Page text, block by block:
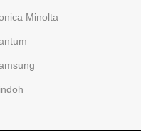
Minolta